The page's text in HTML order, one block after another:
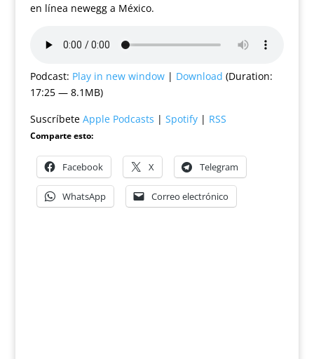
en línea newegg a México.
Podcast: Play in new window| Download (Duration:
17:25 — 8.1MB)
Suscríbete Apple Podcasts | Spotify| RSS
Comparte esto:
Facebook X Telegram
WhatsApp Correo electrónico